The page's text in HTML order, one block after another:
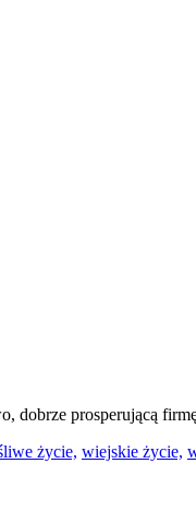
dobrze prosperującą
życie, wiejskie życie,